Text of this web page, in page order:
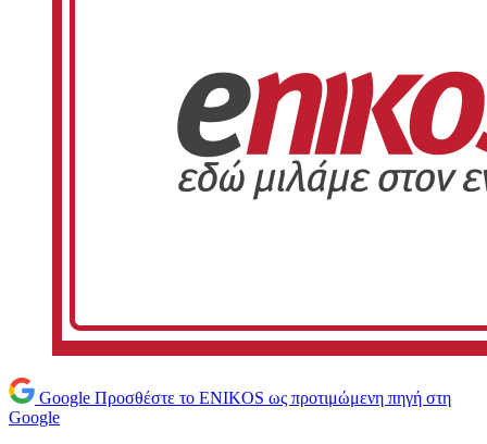
Google Προσθέστε το ENIKOS ως προτιμώμενη πηγή στη
Google